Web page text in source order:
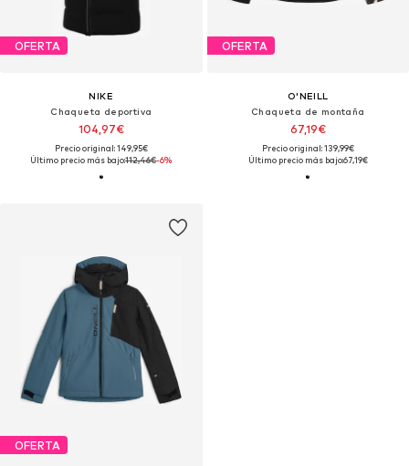
OFERTA
NIKE
Chaqueta deportiva
104,97€
Precio original: 149,95€
Último precio más bajo:112,46€-6%
OFERTA
O'NEILL
Chaqueta de montaña
67,19€
Precio original: 139,99€
Último precio más bajo:67,19€
OFERTA